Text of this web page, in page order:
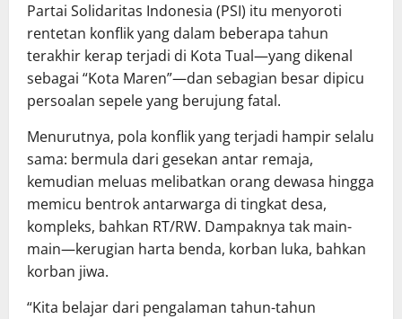
Partai Solidaritas Indonesia (PSI) itu menyoroti
rentetan konflik yang dalam beberapa tahun
terakhir kerap terjadi di Kota Tual—yang dikenal
sebagai “Kota Maren”—dan sebagian besar dipicu
persoalan sepele yang berujung fatal.
Menurutnya, pola konflik yang terjadi hampir selalu
sama: bermula dari gesekan antar remaja,
kemudian meluas melibatkan orang dewasa hingga
memicu bentrok antarwarga di tingkat desa,
kompleks, bahkan RT/RW. Dampaknya tak main-
main—kerugian harta benda, korban luka, bahkan
korban jiwa.
“Kita belajar dari pengalaman tahun-tahun